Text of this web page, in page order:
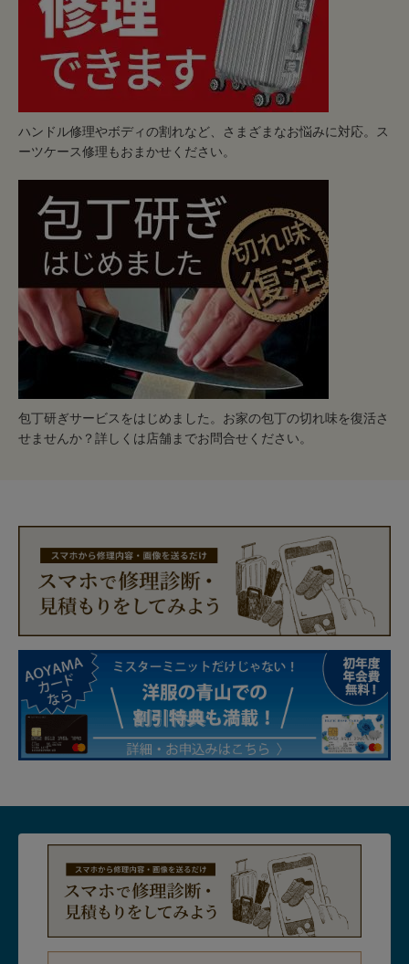
ハンドル修理やボディの割れなど、さまざまなお悩みに対応。ス
ーツケース修理もおまかせください。
包丁研ぎサービスをはじめました。お家の包丁の切れ味を復活さ
せませんか？詳しくは店舗までお問合せください。